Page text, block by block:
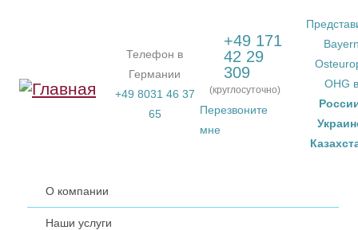
Телефон в
Германии
+49 8031 46 37
65
+49 171
42 29
309
(круглосуточно)
Перезвоните
мне
OHG в
О компании
Наши услуги